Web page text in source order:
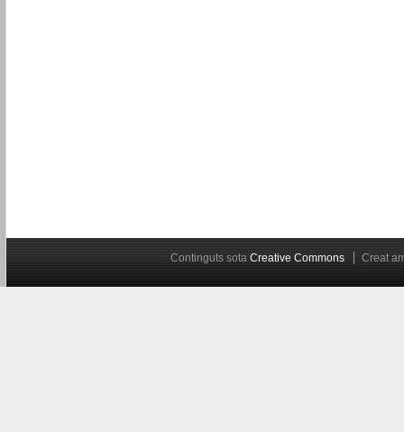
Continguts sotaCreative Commons Creat